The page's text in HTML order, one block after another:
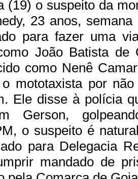
(19) o suspeito da
23 anos,
para fazer uma
João Batista de
como Nenê
o mototaxista por
Ele disse à polícia
Gerson,
o suspeito é
para Delegacia
mandado de